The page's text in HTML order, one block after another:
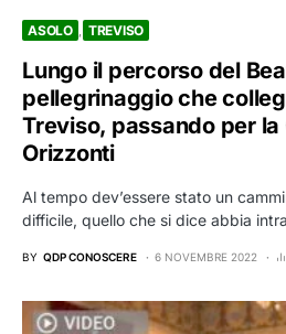
ASOLO TREVISO
Lungo il percorso del
pellegrinaggio che
Treviso, passando per
Orizzonti
Al tempo dev’essere stato un
difficile, quello che si dice abbia
BY QDP CONOSCERE 6 NOVEMBRE 2022